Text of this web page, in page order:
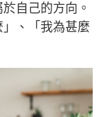
自己的方向。
、「我為甚麼